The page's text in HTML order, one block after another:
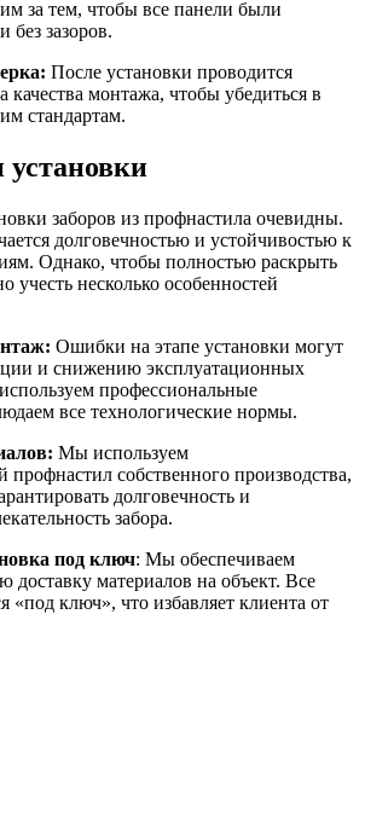
за тем, чтобы все панели были
без зазоров.
После установки проводится
качества монтажа, чтобы убедиться в
стандартам.
установки
заборов из профнастила очевидны.
долговечностью и устойчивостью к
Однако, чтобы полностью раскрыть
учесть несколько особенностей
Ошибки на этапе установки могут
и снижению эксплуатационных
профессиональные
все технологические нормы.
Мы используем
профнастил собственного производства,
долговечность и
забора.
под ключ: Мы обеспечиваем
материалов на объект. Все
«под ключ», что избавляет клиента от